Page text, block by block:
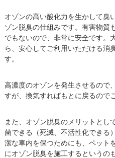
オゾンの高い酸化力を生かして臭
ゾン脱臭の仕組みです。有害物質
でもないので、非常に安全です。
ら、安心してご利用いただける消
す。
高濃度のオゾンを発生させるので
すが、換気すればもとに戻るので
また、オゾン脱臭のメリットとし
菌できる（死滅、不活性化できる
潔な車内を保つためにも、ペット
にオゾン脱臭を施工するというの